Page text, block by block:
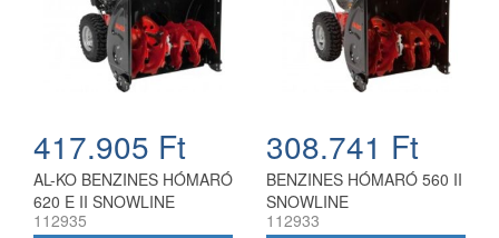
417.905 Ft
AL-KO BENZINES HÓMARÓ
620 E II SNOWLINE
112935
308.741 Ft
BENZINES HÓMARÓ 560 II
SNOWLINE
112933